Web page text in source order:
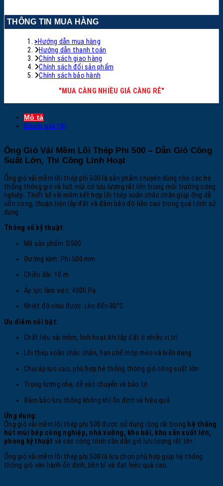
THÔNG TIN MUA HÀNG
>Hướng dẫn mua hàng
Hướng dẫn thanh toán
Chính sách giao hàng
Chính sách đổi sản phẩm
Chính sách bảo hành
"MUA CÀNG NHIỀU GIÁ CÀNG RẺ"
Mô tả
Đánh giá (0)
Ống Gió Vải Mềm Lõi Thép Phi 500 – Dẫn Gió Công
Suất Lớn, Thi Công Linh Hoạt
Ống gió vải mềm lõi thép phi 500 là sản phẩm chuyên dùng cho các hệ
thống thông gió và hút mùi có lưu lượng rất lớn trong môi trường công
nghiệp. Thiết kế vải mềm kết hợp lõi thép xoắn chắc chắn giúp ống dễ
uốn cong, thuận tiện lắp đặt và đảm bảo độ bền cao trong quá trình sử
dụng.
Thông số kỹ thuật:
Mã sản phẩm: D500
Đường kính: Phi 500 mm
Chiều dài: 10 m
Áp lực làm việc: 4000 Pa
Nhiệt độ chịu được: Lên đến 80°C
Ưu điểm nổi bật:
Chất liệu vải mềm, linh hoạt khi lắp đặt ở nhiều vị trí
Lõi thép xoắn chắc chắn, hạn chế móp méo và biến dạng
Chịu áp lực cao, phù hợp hệ thống thông gió công suất lớn
Trọng lượng nhẹ, dễ vận chuyển và bảo trì
Đảm bảo lưu thông không khí ổn định và hiệu quả
Ứng dụng:
Ống gió vải mềm lõi thép phi 500 được sử dụng rộng rãi trong hệ thống
hút mùi bếp công nghiệp, nhà xưởng, kho bãi, khu sản xuất lớn,
phòng kỹ thuật và các công trình cần dẫn gió lưu lượng rất lớn.
Ống gió vải mềm lõi thép phi 500 là lựa chọn phù hợp giúp hệ thống
thông gió vận hành ổn định, bền bỉ và đạt hiệu quả cao.